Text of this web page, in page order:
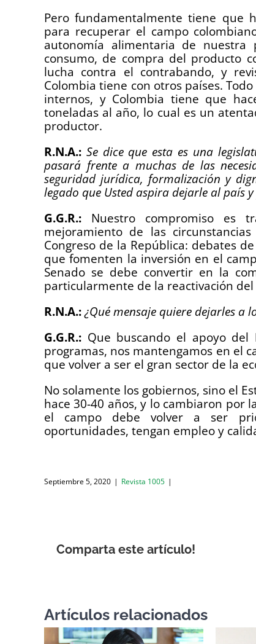
Pero fundamentalmente tiene que
para recuperar el campo
autonomía alimentaria de nuestra
consumo, de compra del producto
lucha contra el contrabando, y
Colombia tiene con otros países.
internos, y Colombia tiene que
toneladas al año, lo cual es un
productor.
R.N.A.: Se dice que esta es una
pasará frente a muchas de las
seguridad jurídica, formalización y
legado que Usted aspira dejarle al país
G.G.R.: Nuestro compromiso es
mejoramiento de las
Congreso de la República: debates
que fomenten la inversión en el
Senado se debe convertir en la
particularmente de la reactivación del
R.N.A.: ¿Qué mensaje quiere dejarles a
G.G.R.: Que buscando el apoyo
programas, nos mantengamos en el
que volver a ser el gran sector de la
No solamente los gobiernos, sino el
hace 30-40 años, y lo cambiaron por
el campo debe volver a ser
oportunidades, tengan empleo y
Septiembre 5, 2020 | Revista 1005 |
Comparta este artículo!
Artículos relacionados